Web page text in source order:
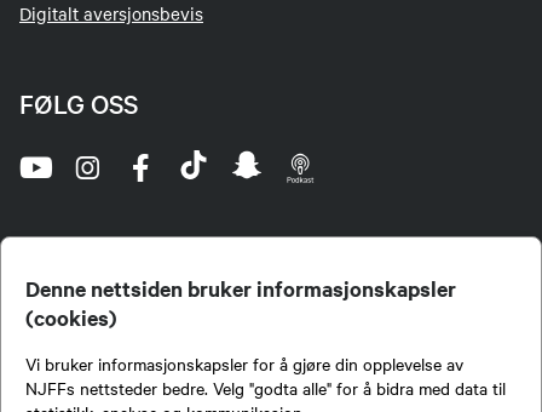
Denne nettsiden bruker informasjonskapsler
(cookies)
Vi bruker informasjonskapsler for å gjøre din opplevelse av
NJFFs nettsteder bedre. Velg "godta alle" for å bidra med data til
Digitalt aversjonsbevis
FØLG OSS
jegere og sportsfiskere og et av de viktigste miljøene for formidling av kunnskap om jakt og
fiske i Norge. Vi er en partipolitisk nøytral organisasjon, men har et sterkt jakt-, fiske-, og
naturpolitisk engasjement i mange saker.